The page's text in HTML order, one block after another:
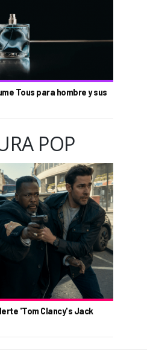
Tous para hombre y sus
POP
'Tom Clancy's Jack